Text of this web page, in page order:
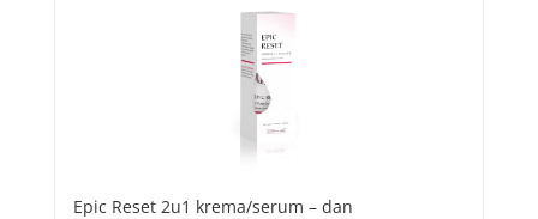
Epic Reset 2u1 krema/serum – dan